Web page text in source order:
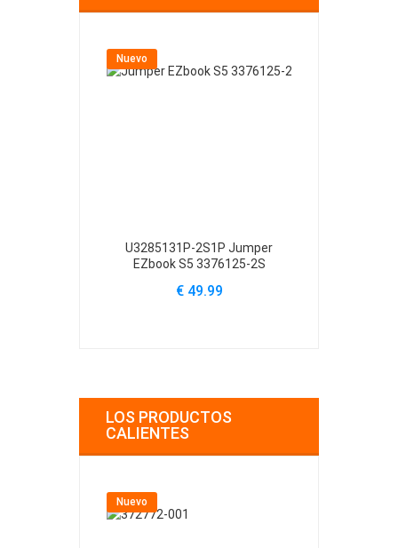
Nuevo
U3285131P-2S1P Jumper
EZbook S5 3376125-2S
€ 49.99
LOS PRODUCTOS
CALIENTES
Nuevo